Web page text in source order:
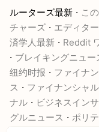
ルーターズ最新 · こ
チャーズ · エディタ
済学人最新 · Reddit
· ブレイキングニュー
纽约时报 · ファイナ
ス · ファイナンシャ
ナル · ビジネスイン
グルニュース · ポリ